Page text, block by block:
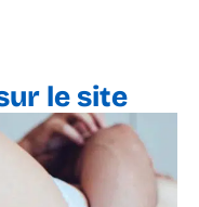
le site